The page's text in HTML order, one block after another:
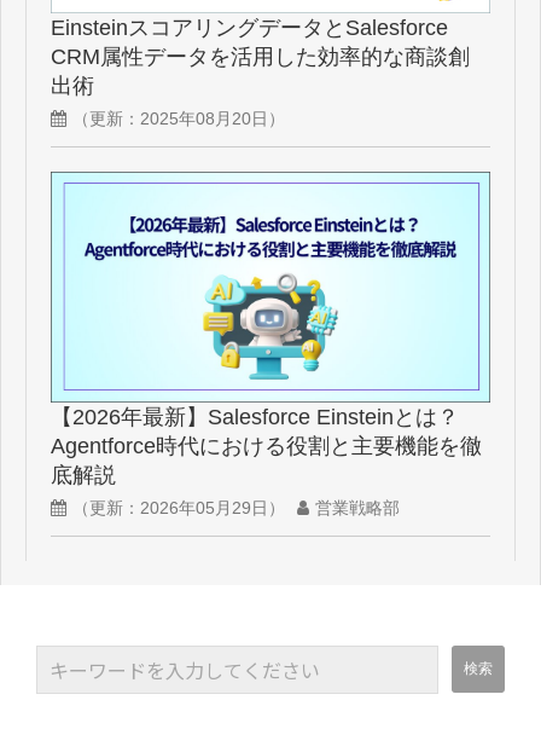
EinsteinスコアリングデータとSalesforce
CRM属性データを活用した効率的な商談創
出術
（更新： 2025年08月20日 ）
【2026年最新】Salesforce Einsteinとは？
Agentforce時代における役割と主要機能を徹
底解説
（更新： 2026年05月29日 ） 営業戦略部